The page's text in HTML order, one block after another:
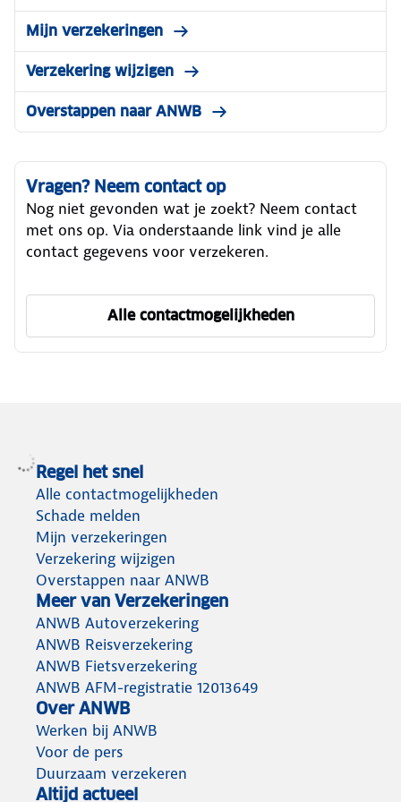
Mijn verzekeringen
Verzekering wijzigen
Overstappen naar ANWB
Vragen? Neem contact op
Nog niet gevonden wat je zoekt? Neem contact
met ons op. Via onderstaande link vind je alle
contact gegevens voor verzekeren.
Alle contactmogelijkheden
om ANWB Verzekeren te
Regel het snel
Alle contactmogelijkheden
Schade melden
Mijn verzekeringen
Verzekering wijzigen
Overstappen naar ANWB
Meer van Verzekeringen
ANWB Autoverzekering
ANWB Reisverzekering
ANWB Fietsverzekering
ANWB AFM-registratie 12013649
Over ANWB
Werken bij ANWB
Voor de pers
Duurzaam verzekeren
Altijd actueel